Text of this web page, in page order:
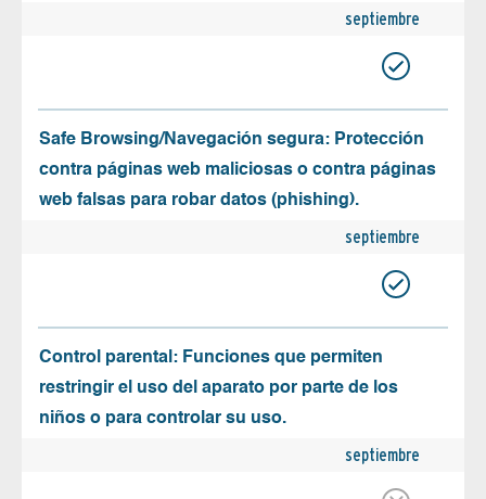
septiembre
Safe Browsing/Navegación segura: Protección
contra páginas web maliciosas o contra páginas
web falsas para robar datos (phishing).
septiembre
Control parental: Funciones que permiten
restringir el uso del aparato por parte de los
niños o para controlar su uso.
septiembre